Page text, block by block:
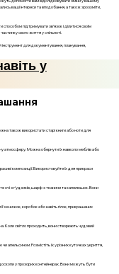
ваші інтереси та вподобання, а також зрозуміти,
підтримувати зв’язок і ділитися своїм
свого життя у спільноті.
для документування, планування,
у
також використати старі книги або ноти для
атмосферу. Можна обернути їх навколо меблів або
композиції. Використовуйте їх для прикраси
очі з ґудзиків, шарф з тканини та капелюшок. Вони
з книжок, коробок або навіть гілок, прикрашених
Коли світло проходить, вони створюють чудовий
апельсином. Розмістіть їх у різних куточках укриття,
у прозорих контейнерах. Вони можуть бути